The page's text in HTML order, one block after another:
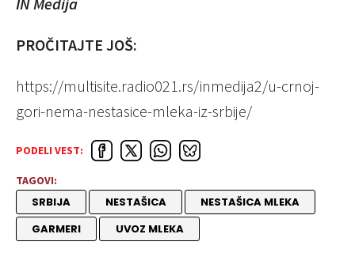
PROČITAJTE JOŠ:
https://multisite.radio021.rs/inmedija2/u-crnoj-
gori-nema-nestasice-mleka-iz-srbije/
PODELI VEST:
TAGOVI:
SRBIJA NESTAŠICA
NESTAŠICA MLEKA
GARMERI
UVOZ MLEKA